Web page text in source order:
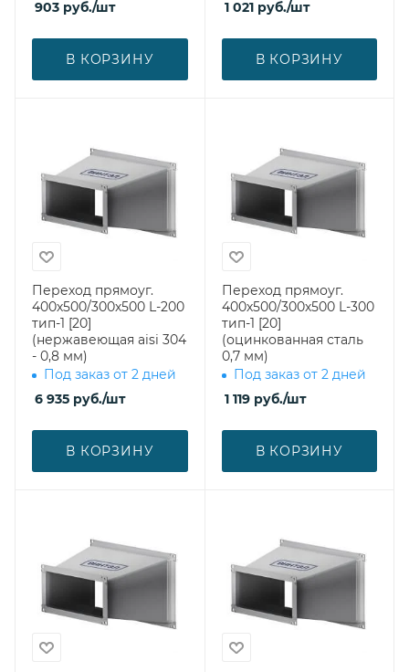
903 руб./шт
В КОРЗИНУ
1 021руб./шт
В КОРЗИНУ
Переход прямоуг.
400х500/300х500 L-200
тип-1 [20]
(нержавеющая aisi 304
- 0,8 мм)
Под заказ от 2 дней
6 935 руб./шт
В КОРЗИНУ
Переход прямоуг.
400х500/300х500 L-300
тип-1 [20]
(оцинкованная сталь
0,7 мм)
Под заказ от 2 дней
1 119руб./шт
В КОРЗИНУ